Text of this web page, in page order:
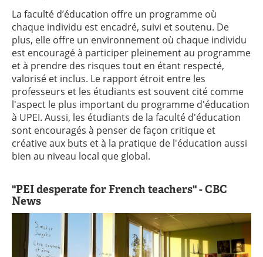
La faculté d’éducation offre un programme où
chaque individu est encadré, suivi et soutenu. De
plus, elle offre un environnement où chaque individu
est encouragé à participer pleinement au programme
et à prendre des risques tout en étant respecté,
valorisé et inclus. Le rapport étroit entre les
professeurs et les étudiants est souvent cité comme
l'aspect le plus important du programme d'éducation
à UPEI. Aussi, les étudiants de la faculté d'éducation
sont encouragés à penser de façon critique et
créative aux buts et à la pratique de l'éducation aussi
bien au niveau local que global.
"PEI desperate for French teachers" - CBC
News